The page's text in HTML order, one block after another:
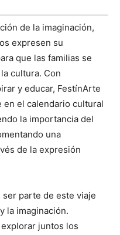
de la imaginación,
expresen su
que las familias se
cultura. Con
y educar, FestínArte
en el calendario cultural
la importancia del
una
de la expresión
parte de este viaje
la imaginación.
juntos los